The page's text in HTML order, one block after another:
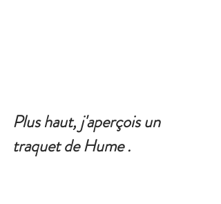
Plus haut, j'aperçois un
traquet de Hume .